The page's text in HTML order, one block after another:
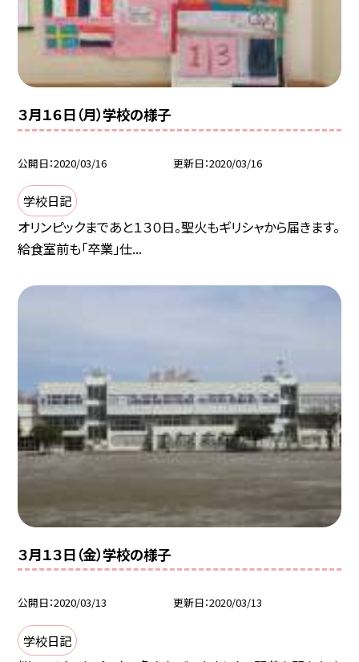
３月１６日（月）学校の様子
公開日 2020/03/16 更新日 2020/03/16
学校日記
オリンピックまであと１３０日。聖火もギリシャから届きます。
給食室前も「卒業」仕...
３月１３日（金）学校の様子
公開日 2020/03/13 更新日 2020/03/13
学校日記